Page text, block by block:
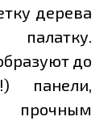
дерева
до
панели,